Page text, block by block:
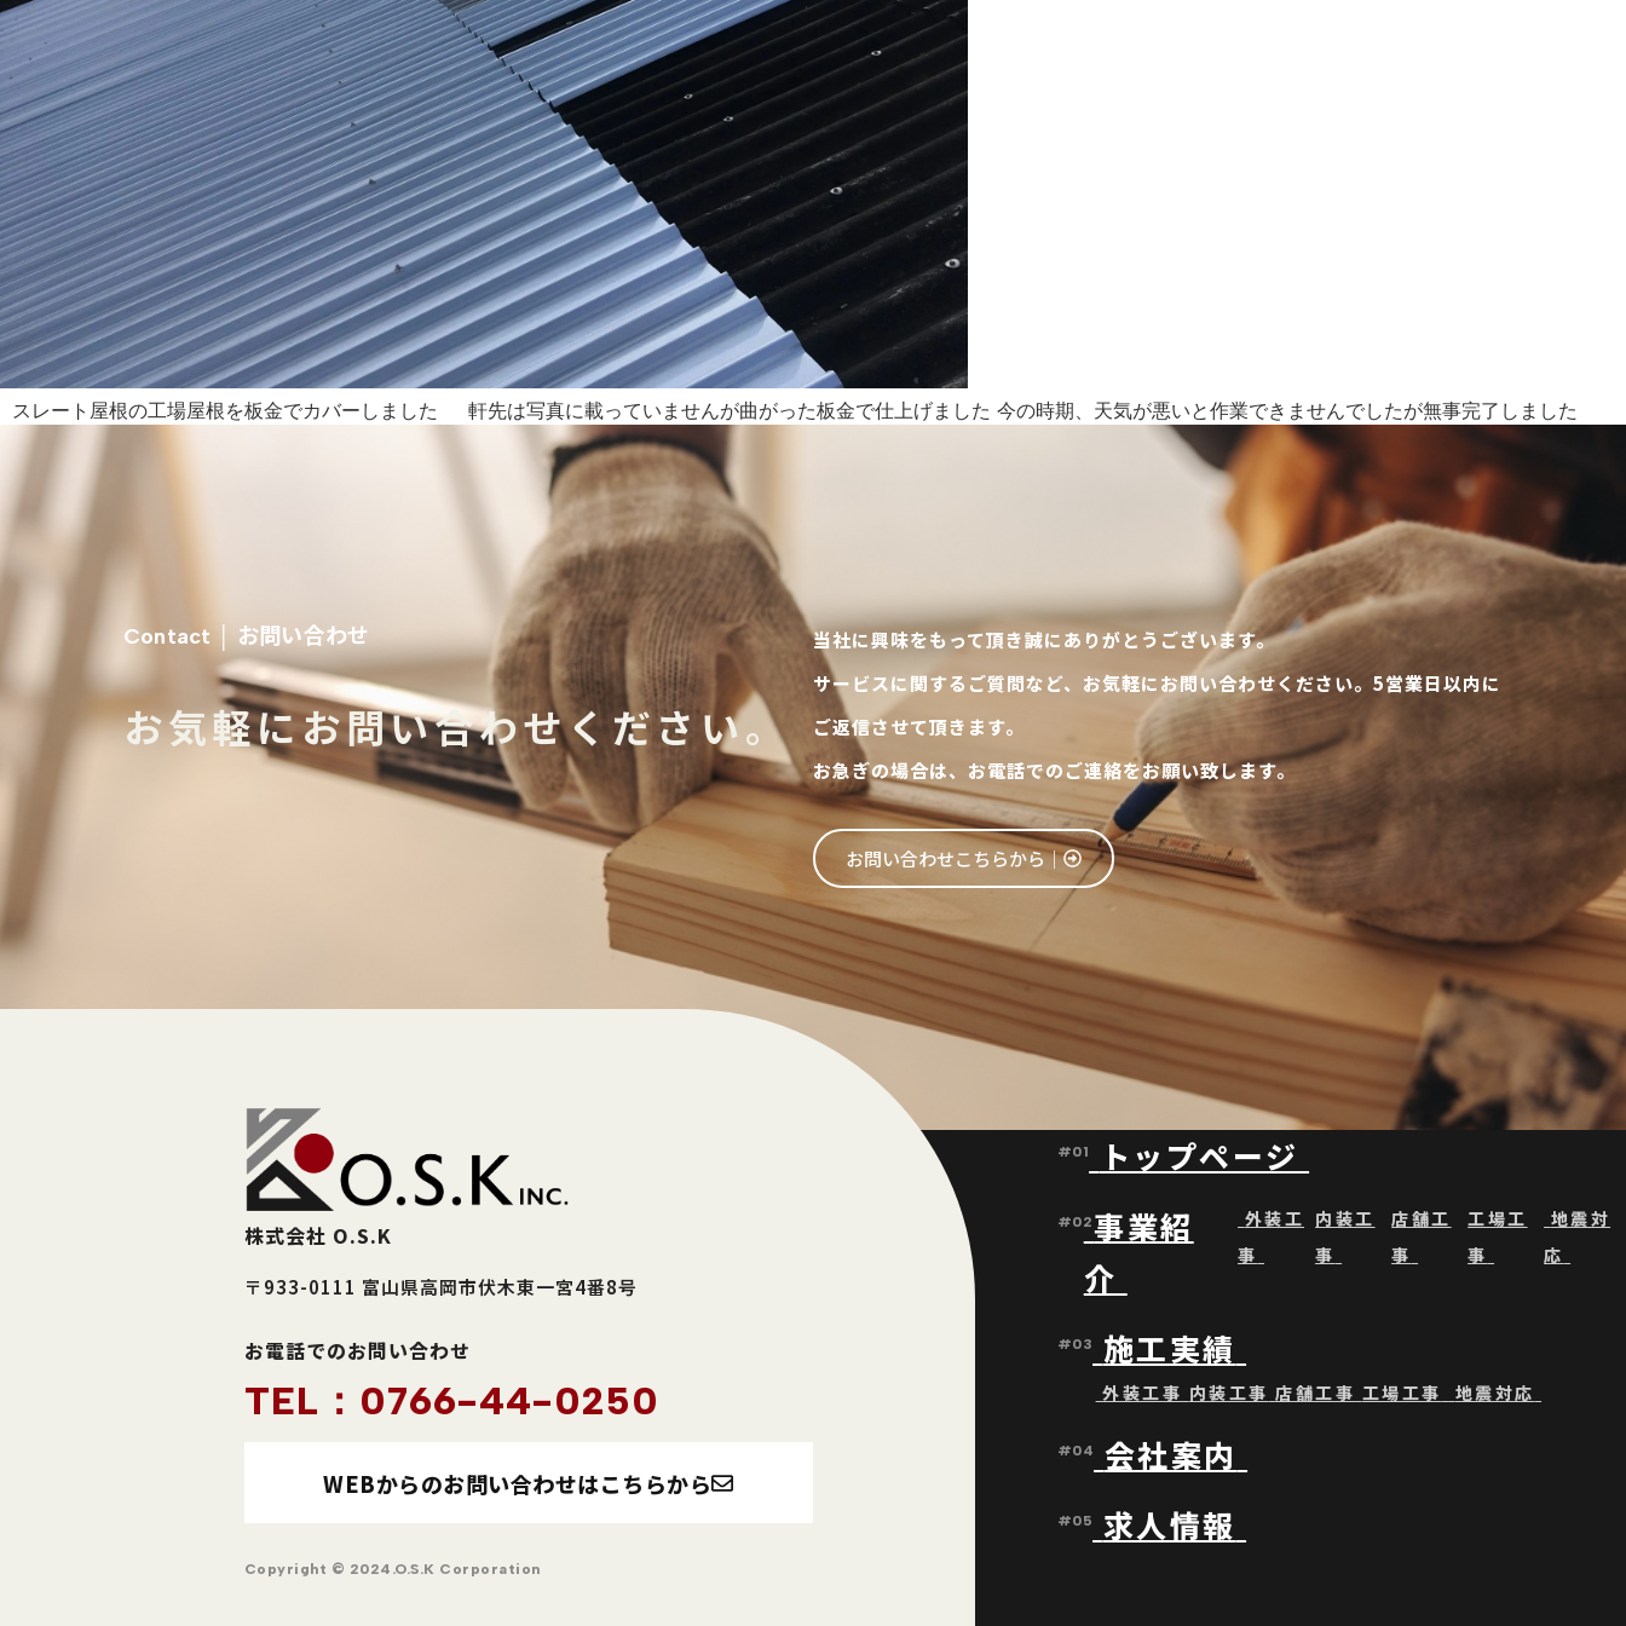
スレート屋根の工場屋根を板金でカバーしました 軒先は写真に載っていませんが曲がった板金で仕上げました 今の時期、天気が悪いと作業できませんでしたが無事完了しました
Contact │ お問い合わせ
お気軽にお問い合わせください。
当社に興味をもって頂き誠にありがとうございます。
サービスに関するご質問など、お気軽にお問い合わせください。5営業日以内に
ご返信させて頂きます。
お急ぎの場合は、お電話でのご連絡をお願い致します。
お問い合わせこちらから│
株式会社 O.S.K
〒933-0111 富山県高岡市伏木東一宮4番8号
お電話でのお問い合わせ
TEL：0766-44-0250
WEBからのお問い合わせはこちらから
Copyright © 2024.O.S.K Corporation
#01 トップページ
#02事業紹
介
外装工
事
内装工
事
店舗工
事
工場工
事
地震対
応
#03 施工実績
外装工事 内装工事 店舗工事 工場工事 地震対応
#04 会社案内
#05 求人情報